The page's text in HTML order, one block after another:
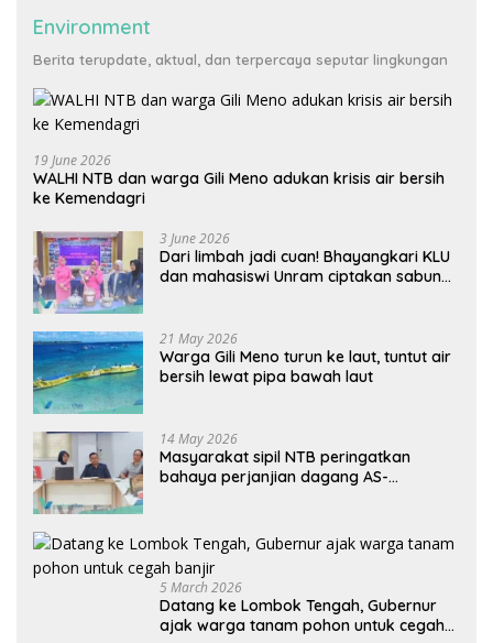
Environment
Berita terupdate, aktual, dan terpercaya seputar lingkungan
19 June 2026
WALHI NTB dan warga Gili Meno adukan krisis air bersih
ke Kemendagri
3 June 2026
Dari limbah jadi cuan! Bhayangkari KLU
dan mahasiswi Unram ciptakan sabun
21 May 2026
Warga Gili Meno turun ke laut, tuntut air
bersih lewat pipa bawah laut
14 May 2026
Masyarakat sipil NTB peringatkan
bahaya perjanjian dagang AS-
5 March 2026
Datang ke Lombok Tengah, Gubernur
ajak warga tanam pohon untuk cegah